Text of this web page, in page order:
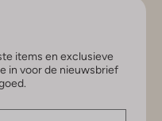
items en exclusieve
in voor de nieuwsbrief